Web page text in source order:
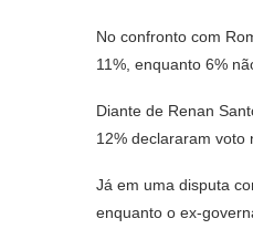
No confronto com
11%, enquanto 6%
Diante de Renan
12% declararam voto
Já em uma disputa
enquanto o ex-